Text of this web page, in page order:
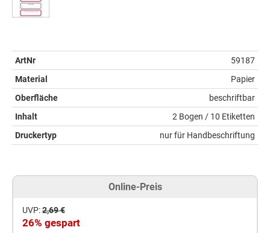
ArtNr
59187
Material
Papier
Oberfläche
beschriftbar
Inhalt
2 Bogen / 10 Etiketten
Druckertyp
nur für Handbeschriftung
Online-Preis
UVP:2,69 €
26% gespart